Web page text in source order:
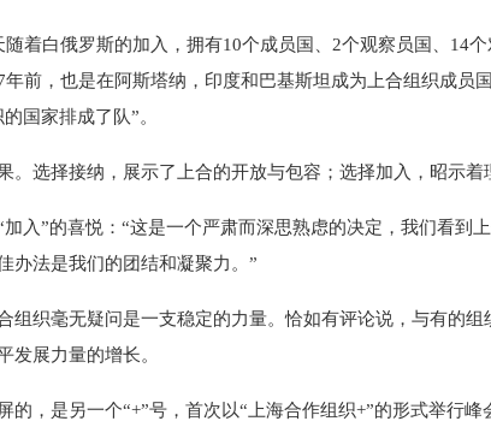
白俄罗斯的加入，拥有10个成员国、2个观察员国、14个
前，也是在阿斯塔纳，印度和巴基斯坦成为上合组织成员
国家排成了队”。
选择接纳，展示了上合的开放与包容；选择加入，昭示着
”的喜悦：“这是一个严肃而深思熟虑的决定，我们看到
办法是我们的团结和凝聚力。”
织毫无疑问是一支稳定的力量。恰如有评论说，与有的组
发展力量的增长。
，是另一个“+”号，首次以“上海合作组织+”的形式举行峰